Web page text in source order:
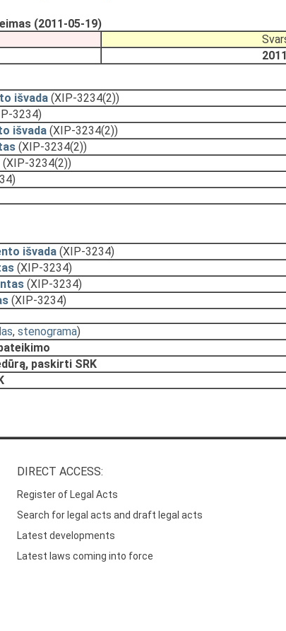
(2011-05-19)
išvada (XIP-3234(2))
3234)
išvada (XIP-3234(2))
(XIP-3234(2))
(XIP-3234(2))
išvada (XIP-3234)
(XIP-3234)
(XIP-3234)
(XIP-3234)
, stenograma)
paskirti SRK
DIRECT ACCESS:
Register of Legal Acts
Search for legal acts and draft legal acts
Latest developments
Latest laws coming into force